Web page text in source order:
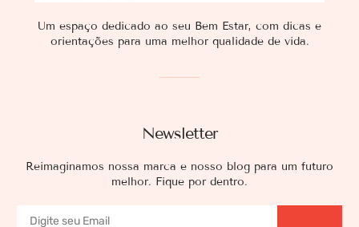
Newsletter
Reimaginamos nossa marca e nosso blog para um futuro
melhor. Fique por dentro.
Um espaço dedicado ao seu Bem Estar, com dicas e
orientações para uma melhor qualidade de vida.